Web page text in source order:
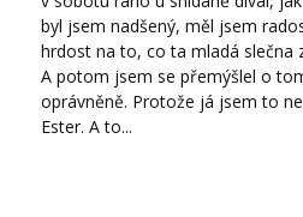
byl jsem nadšený, měl jsem
hrdost na to, co ta mladá slečna
A potom jsem se přemýšlel o
oprávněně. Protože já jsem to
Ester. A to...